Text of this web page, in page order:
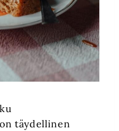
täydellinen